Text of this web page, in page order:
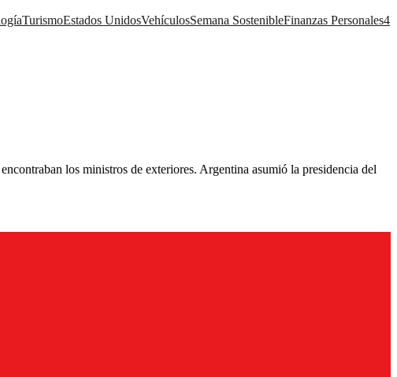
TurismoEstados UnidosVehículosSemana SostenibleFinanzas Personales4
los ministros de exteriores. Argentina asumió la presidencia del